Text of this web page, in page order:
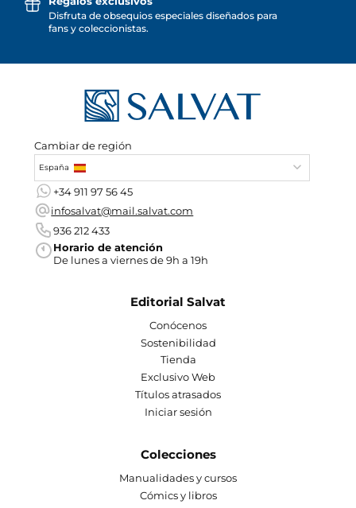
Disfruta de obsequios especiales diseñados para
fans y coleccionistas.
Cambiar de región
España
+34 911 97 56 45
infosalvat@mail.salvat.com
936 212 433
Horario de atención
De lunes a viernes de 9h a 19h
Editorial Salvat
Conócenos
Sostenibilidad
Tienda
Exclusivo Web
Títulos atrasados
Iniciar sesión
Colecciones
Manualidades y cursos
Cómics y libros